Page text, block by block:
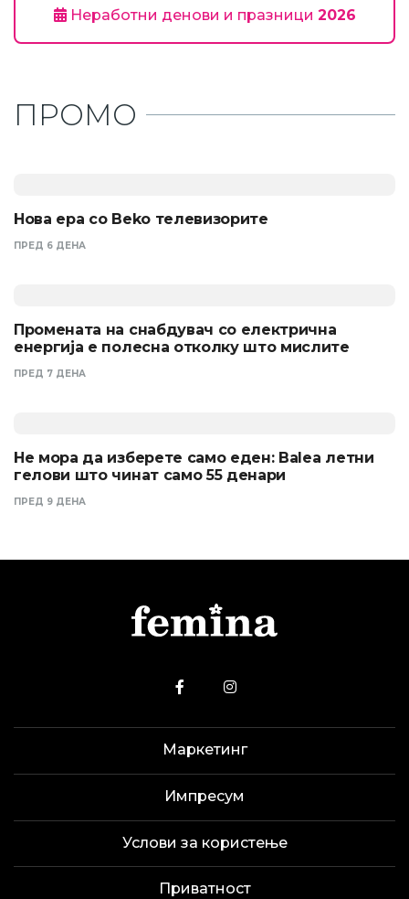
Неработни денови и празници 2026
ПРОМО
Нова ера со Beko телевизорите
ПРЕД 6 ДЕНА
Промената на снабдувач со електрична
енергија е полесна отколку што мислите
ПРЕД 7 ДЕНА
Не мора да изберете само еден: Balea летни
гелови што чинат само 55 денари
ПРЕД 9 ДЕНА
Маркетинг
Импресум
Услови за користење
Приватност